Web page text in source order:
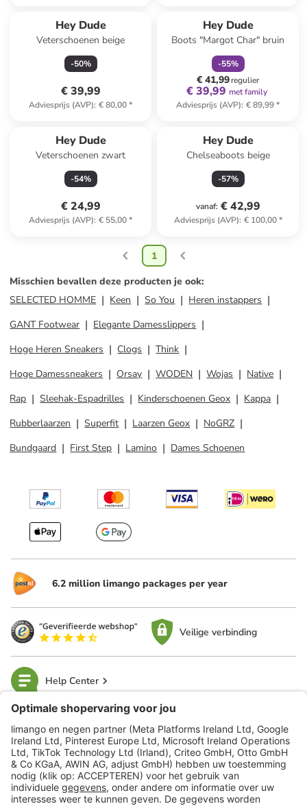
Hey Dude
Veterschoenen beige
-50%
€ 39,99
Adviesprijs (AVP): € 80,00*
Hey Dude
Boots "Margot Char" bruin
-55%
€ 41,99regulier
€ 39,99 met family
Adviesprijs (AVP): € 89,99*
Hey Dude
Veterschoenen zwart
-54%
€ 24,99
Adviesprijs (AVP): € 55,00*
Hey Dude
Chelseaboots beige
-57%
vanaf: € 42,99
Adviesprijs (AVP): € 100,00*
1
Misschien bevallen deze producten je ook:
SELECTED HOMME
Keen So You
Heren instappers
GANT Footwear
Elegante Damesslippers
Hoge Heren Sneakers
Clogs
Think
Hoge Damessneakers
Orsay WODEN Wojas
Native
Rap
Sleehak-Espadrilles Kinderschoenen Geox
Kappa
Rubberlaarzen
Superfit Laarzen Geox
NoGRZ
Bundgaard
First Step Lamino Dames Schoenen
6.2 million limango packages per year
Veilige verbinding
Help Center
limango
Veilig winkelen
Klantenservice